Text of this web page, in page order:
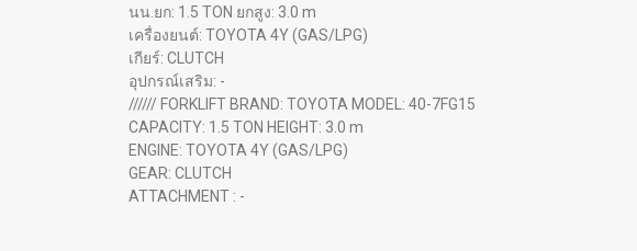
นน.ยก: 1.5 TON ยกสูง: 3.0 m
เครื่องยนต์: TOYOTA 4Y (GAS/LPG)
เกียร์: CLUTCH
อุปกรณ์เสริม: -
////// FORKLIFT BRAND: TOYOTA MODEL: 40-7FG15
CAPACITY: 1.5 TON HEIGHT: 3.0 m
ENGINE: TOYOTA 4Y (GAS/LPG)
GEAR: CLUTCH
ATTACHMENT : -